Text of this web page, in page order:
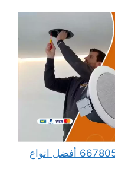
فني سماعات سقف بلوتوث 66780530 أفضل انواع